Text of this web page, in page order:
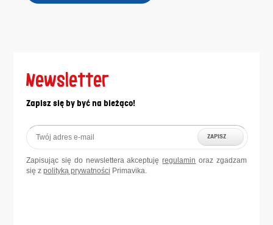
Newsletter
Zapisz się by być na bieżąco!
ZAPISZ
Zapisując się do newslettera akceptujęregulamin oraz zgadzam
się z polityką prywatności Primavika.